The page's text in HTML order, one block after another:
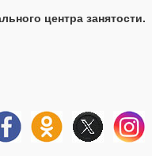
центра занятости.